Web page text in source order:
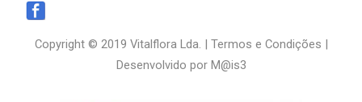
Copyright © 2019 Vitalflora Lda. | Termos e Condições |
Desenvolvido por M@is3